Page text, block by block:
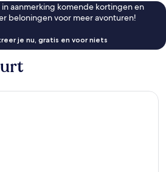
in aanmerking komende kortingen en
beloningen voor meer avonturen!
je nu, gratis en voor niets